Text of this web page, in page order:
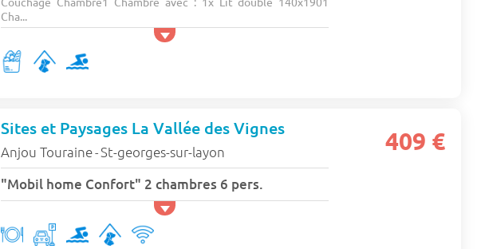
Cha...
Sites et Paysages La Vallée des Vignes
Anjou Touraine-St-georges-sur-layon
"Mobil home Confort" 2 chambres 6 pers.
409 €